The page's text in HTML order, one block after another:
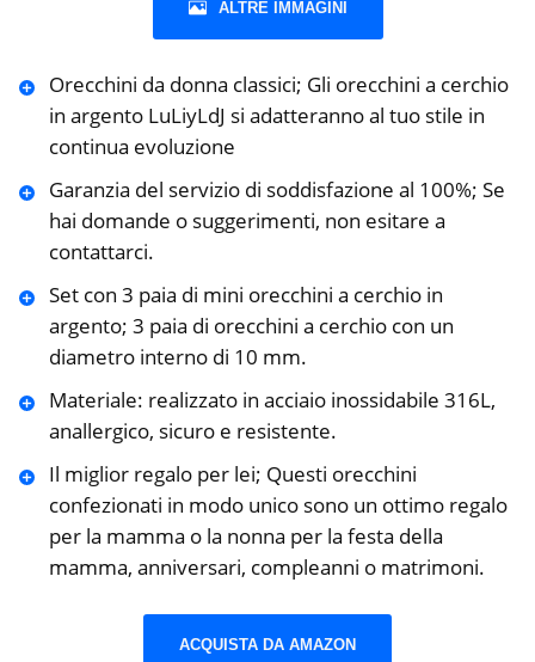
ALTRE IMMAGINI
Orecchini da donna classici; Gli orecchini a cerchio
in argento LuLiyLdJ si adatteranno al tuo stile in
continua evoluzione
Garanzia del servizio di soddisfazione al 100%; Se
hai domande o suggerimenti, non esitare a
contattarci.
Set con 3 paia di mini orecchini a cerchio in
argento; 3 paia di orecchini a cerchio con un
diametro interno di 10 mm.
Materiale: realizzato in acciaio inossidabile 316L,
anallergico, sicuro e resistente.
Il miglior regalo per lei; Questi orecchini
confezionati in modo unico sono un ottimo regalo
per la mamma o la nonna per la festa della
mamma, anniversari, compleanni o matrimoni.
ACQUISTA DA AMAZON